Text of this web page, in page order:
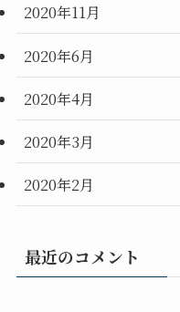
2020年11月
2020年6月
2020年4月
2020年3月
2020年2月
最近のコメント